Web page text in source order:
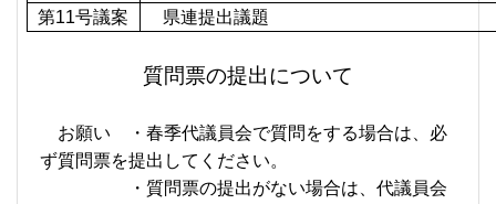
第11号議案 県連提出議題
質問票の提出について
お願い ・春季代議員会で質問をする場合は、必
ず質問票を提出してください。
・質問票の提出がない場合は、代議員会